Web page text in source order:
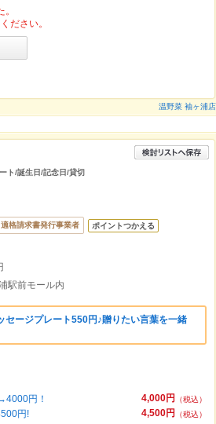
ださい。
温野菜 袖ヶ浦店
ト/誕生日/記念日/貸切
適格請求書発行事業者 ポイントつかえる
駅前モール内
セージプレート550円♪贈りたい言葉を一緒
4,000円
（税込）
円！
4,500円
（税込）
円!